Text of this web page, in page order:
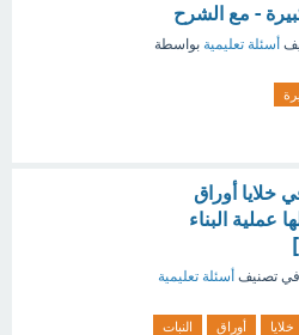
- مع الشرح
أسئلة تعليمية بواسطة
أوراق
عملية البناء
في تصنيف أسئلة تعليمية
خلايا أوراق
النبات